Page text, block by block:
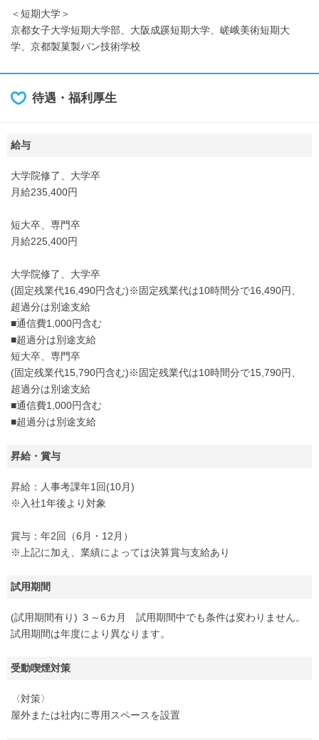
＜短期大学＞
京都女子大学短期大学部、大阪成蹊短期大学、嵯峨美術短期大
学、京都製菓製パン技術学校
待遇・福利厚生
給与
大学院修了、大学卒
月給235,400円
短大卒、専門卒
月給225,400円
大学院修了、大学卒
(固定残業代16,490円含む)※固定残業代は10時間分で16,490円、
超過分は別途支給
■通信費1,000円含む
■超過分は別途支給
短大卒、専門卒
(固定残業代15,790円含む)※固定残業代は10時間分で15,790円、
超過分は別途支給
■通信費1,000円含む
■超過分は別途支給
昇給・賞与
昇給：人事考課年1回(10月)
※入社1年後より対象
賞与：年2回（6月・12月）
※上記に加え、業績によっては決算賞与支給あり
試用期間
(試用期間有り) ３～6カ月 試用期間中でも条件は変わりません。
試用期間は年度により異なります。
受動喫煙対策
〈対策〉
屋外または社内に専用スペースを設置